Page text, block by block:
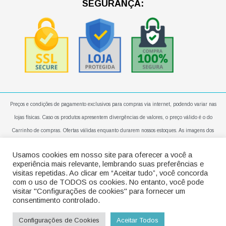
SEGURANÇA:
Preços e condições de pagamento exclusivos para compras via internet, podendo variar nas
lojas físicas. Caso os produtos apresentem divergências de valores, o preço válido é o do
Carrinho de compras. Ofertas válidas enquanto durarem nossos estoques. As imagens dos
alteração sem aviso prévio. Em caso de entregas em apartamentos, a mesma será realizada no
térreo ou áreas comuns do condomínio. Não nos responsabilizamos por subir escadas,
elevadores, andaimes e etc. Campo Belo Ventilação e Acústica Eireli | CNPJ-
31.700.450/0001-10 | Rua João de Sousa Dias, 608 | CEP: 04.618-003 Campo Belo – São
TOIN Criativo & Digital
Usamos cookies em nosso site para oferecer a você a
experiência mais relevante, lembrando suas preferências e
visitas repetidas. Ao clicar em “Aceitar tudo”, você concorda
com o uso de TODOS os cookies. No entanto, você pode
visitar "Configurações de cookies" para fornecer um
consentimento controlado.
Configurações de Cookies Aceitar Todos